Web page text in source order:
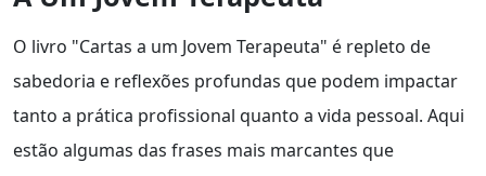
O livro "Cartas a um Jovem Terapeuta" é repleto de
sabedoria e reflexões profundas que podem impactar
tanto a prática profissional quanto a vida pessoal. Aqui
estão algumas das frases mais marcantes que